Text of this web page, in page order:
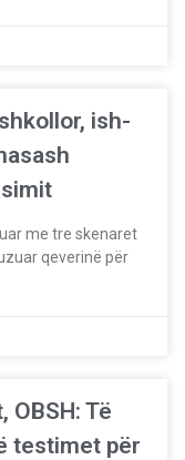
ish-
me tre skenaret
qeverinë për
OBSH: Të
testimet për